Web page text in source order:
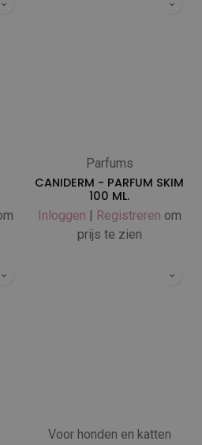
Parfums
CANIDERM - PARFUM SKIM
100 ML.
Inloggen | Registreren om
prijs te zien
Voor honden en katten